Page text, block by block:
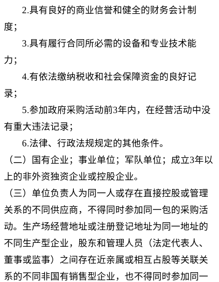
2.具有良好的商业信誉和健全的财务会计制
度；
3.具有履行合同所必需的设备和专业技术能
力；
4.有依法缴纳税收和社会保障资金的良好记
录；
5.参加政府采购活动前3年内，在经营活动中没
有重大违法记录；
6.法律、行政法规规定的其他条件。
（二）国有企业；事业单位；军队单位；成立3年以
上的非外资独资企业或控股企业。
（三）单位负责人为同一人或存在直接控股或管理
关系的不同供应商，不得同时参加同一包的采购活
动。生产场经营地址或注册登记地址为同一地址的
不同生产型企业， 股东和管理人员（法定代表人、
董事或监事）之间存在近亲属或相互占股等关联关
系的不同非国有销售型企业，也不得同时参加同一